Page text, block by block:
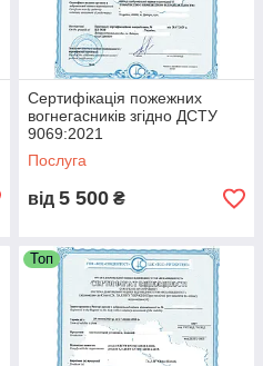
Сертифікація пожежних
вогнегасників згідно ДСТУ
9069:2021
Послуга
від 5 500 ₴
Топ